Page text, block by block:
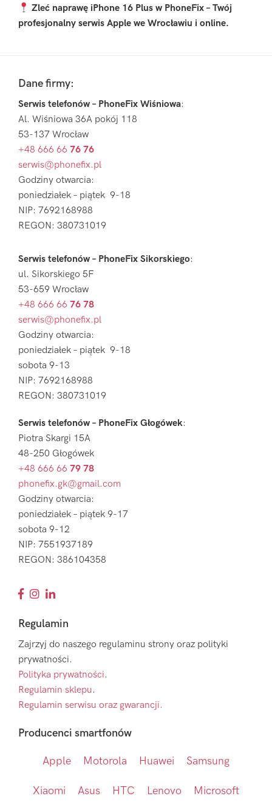
Zleć naprawę iPhone 16 Plus w PhoneFix – Twój
profesjonalny serwis Apple we Wrocławiu i online.
Sidebar
FooterDane firmy:
Serwis telefonów – PhoneFix Wiśniowa:
Al. Wiśniowa 36A pokój 118
53-137 Wrocław
+48 666 66 76 76
serwis@phonefix.pl
Godziny otwarcia:
poniedziałek – piątek 9-18
NIP: 7692168988
REGON: 380731019
Serwis telefonów – PhoneFix Sikorskiego:
ul. Sikorskiego 5F
53-659 Wrocław
+48 666 66 76 78
serwis@phonefix.pl
Godziny otwarcia:
poniedziałek – piątek 9-18
sobota 9-13
NIP: 7692168988
REGON: 380731019
Serwis telefonów – PhoneFix Głogówek:
Piotra Skargi 15A
48-250 Głogówek
+48 666 66 79 78
phonefix.gk@gmail.com
Godziny otwarcia:
poniedziałek – piątek 9-17
sobota 9-12
NIP: 7551937189
REGON: 386104358
Regulamin
Zajrzyj do naszego regulaminu strony oraz polityki
prywatności.
Polityka prywatności.
Regulamin sklepu.
Regulamin serwisu oraz gwarancji.
Producenci smartfonów
Apple Motorola Huawei Samsung
Xiaomi Asus HTC Lenovo Microsoft